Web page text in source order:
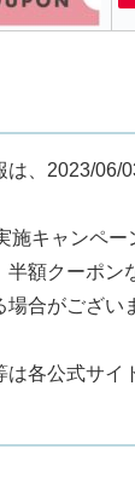
、2023/06/
施キャンペー
半額クーポン
場合がござい
は各公式サイ